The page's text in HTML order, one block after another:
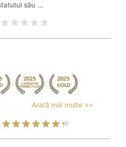
său ...
Arată mai multe >>